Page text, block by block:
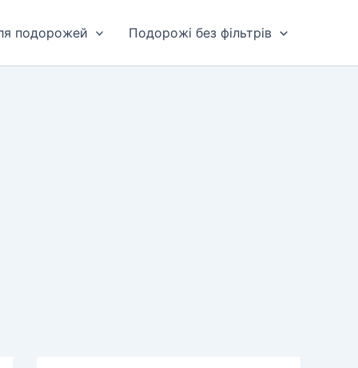
подорожей Подорожі без фільтрів